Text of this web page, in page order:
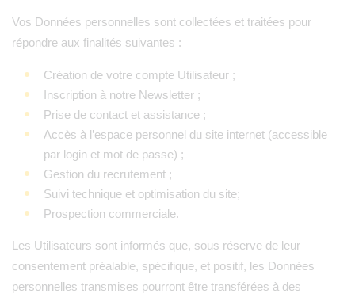
Vos Données personnelles sont collectées et traitées pour
répondre aux finalités suivantes :
Création de votre compte Utilisateur ;
Inscription à notre Newsletter ;
Prise de contact et assistance ;
Accès à l’espace personnel du site internet (accessible
par login et mot de passe) ;
Gestion du recrutement ;
Suivi technique et optimisation du site;
Prospection commerciale.
Les Utilisateurs sont informés que, sous réserve de leur
consentement préalable, spécifique, et positif, les Données
personnelles transmises pourront être transférées à des